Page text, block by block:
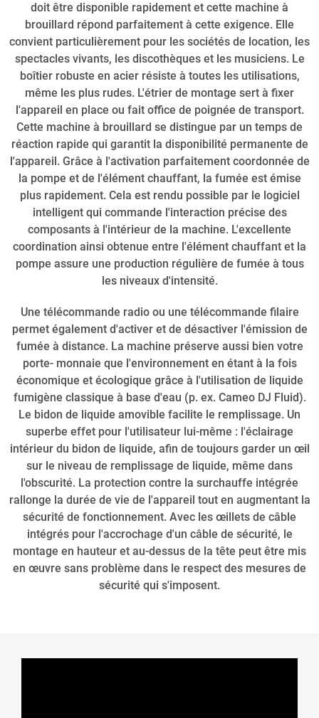
doit être disponible rapidement et cette machine à
brouillard répond parfaitement à cette exigence. Elle
convient particulièrement pour les sociétés de location, les
spectacles vivants, les discothèques et les musiciens. Le
boîtier robuste en acier résiste à toutes les utilisations,
même les plus rudes. L'étrier de montage sert à fixer
l'appareil en place ou fait office de poignée de transport.
Cette machine à brouillard se distingue par un temps de
réaction rapide qui garantit la disponibilité permanente de
l'appareil. Grâce à l'activation parfaitement coordonnée de
la pompe et de l'élément chauffant, la fumée est émise
plus rapidement. Cela est rendu possible par le logiciel
intelligent qui commande l'interaction précise des
composants à l'intérieur de la machine. L'excellente
coordination ainsi obtenue entre l'élément chauffant et la
pompe assure une production régulière de fumée à tous
les niveaux d'intensité.
Une télécommande radio ou une télécommande filaire
permet également d'activer et de désactiver l'émission de
fumée à distance. La machine préserve aussi bien votre
porte- monnaie que l'environnement en étant à la fois
économique et écologique grâce à l'utilisation de liquide
fumigène classique à base d'eau (p. ex. Cameo DJ Fluid).
Le bidon de liquide amovible facilite le remplissage. Un
superbe effet pour l'utilisateur lui-même : l'éclairage
intérieur du bidon de liquide, afin de toujours garder un œil
sur le niveau de remplissage de liquide, même dans
l'obscurité. La protection contre la surchauffe intégrée
rallonge la durée de vie de l'appareil tout en augmentant la
sécurité de fonctionnement. Avec les œillets de câble
intégrés pour l'accrochage d'un câble de sécurité, le
montage en hauteur et au-dessus de la tête peut être mis
en œuvre sans problème dans le respect des mesures de
sécurité qui s'imposent.